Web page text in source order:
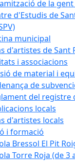
de la
d'Estudis de
municipal
d'artistes de Sant
i associacions
de material i
de
del registre
locals
d'artistes locals
i formació
Bressol El Pit
Torre Roja (de 3